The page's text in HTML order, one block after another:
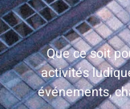
Que ce soit
activités
événements,